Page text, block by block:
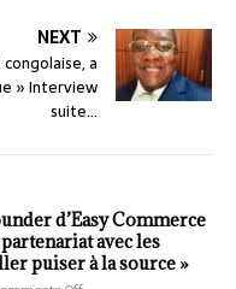
NEXT
a
» Interview
suite…
d’Easy Commerce
avec les
puiser à la source »